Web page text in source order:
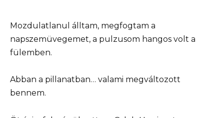
Mozdulatlanul álltam, megfogtam a
napszemüvegemet, a pulzusom hangos volt a
fülemben.
Abban a pillanatban… valami megváltozott
bennem.